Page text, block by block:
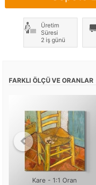
Üretim
Süresi
2 iş günü
FARKLI ÖLÇÜ VE ORANLAR
Kare - 1:1 Oran